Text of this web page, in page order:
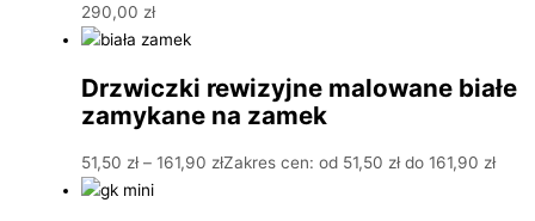
290,00 zł
Drzwiczki rewizyjne malowane białe
zamykane na zamek
51,50 zł – 161,90 złZakres cen: od 51,50 zł do 161,90 zł